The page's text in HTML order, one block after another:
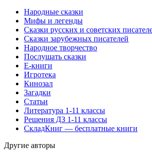
Народные сказки
Мифы и легенды
Сказки русских и советских
Сказки зарубежных писателей
Народное творчество
Послушать сказки
Е-книги
Игротека
Кинозал
Загадки
Статьи
Литература 1-11 классы
Решения ДЗ 1-11 классы
СкладКниг — бесплатные книги
Другие авторы